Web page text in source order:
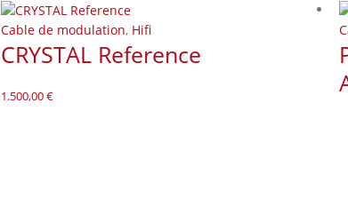
Cable de modulation, Hifi
CRYSTAL Reference
1.500,00€